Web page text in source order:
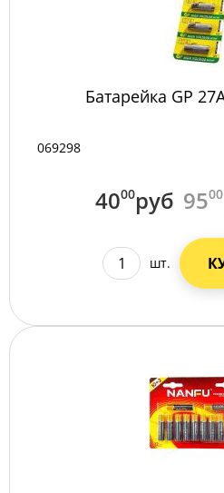
Батарейка GP
069298
4000руб 9500
шт.